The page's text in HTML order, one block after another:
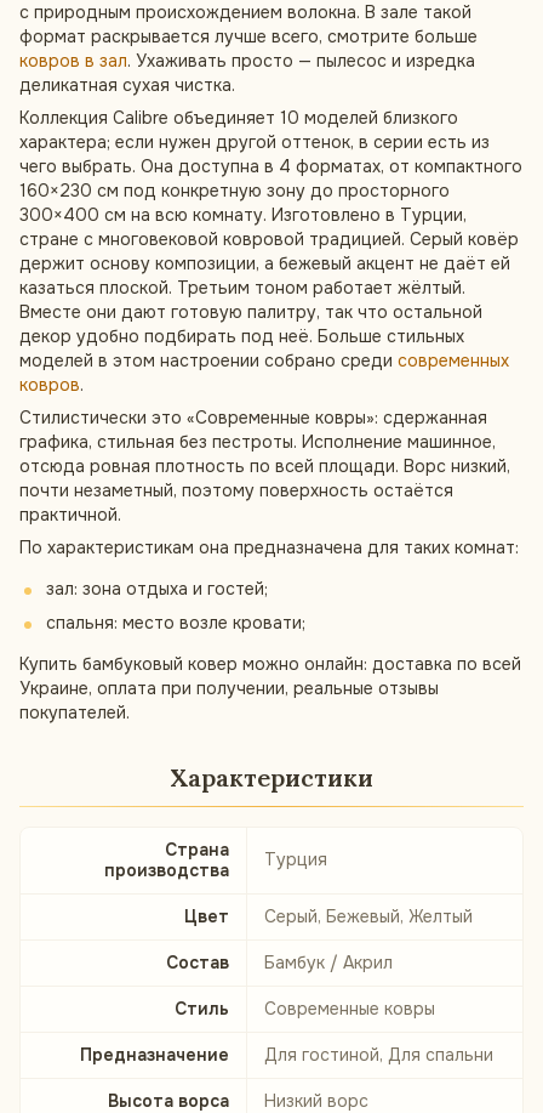
с природным происхождением волокна. В зале такой
формат раскрывается лучше всего, смотрите больше
ковров в зал. Ухаживать просто — пылесос и изредка
деликатная сухая чистка.
Коллекция Calibre объединяет 10 моделей близкого
характера; если нужен другой оттенок, в серии есть из
чего выбрать. Она доступна в 4 форматах, от компактного
160×230 см под конкретную зону до просторного
300×400 см на всю комнату. Изготовлено в Турции,
стране с многовековой ковровой традицией. Серый ковёр
держит основу композиции, а бежевый акцент не даёт ей
казаться плоской. Третьим тоном работает жёлтый.
Вместе они дают готовую палитру, так что остальной
декор удобно подбирать под неё. Больше стильных
моделей в этом настроении собрано среди современных
ковров.
Стилистически это «Современные ковры»: сдержанная
графика, стильная без пестроты. Исполнение машинное,
отсюда ровная плотность по всей площади. Ворс низкий,
почти незаметный, поэтому поверхность остаётся
практичной.
По характеристикам она предназначена для таких комнат:
зал: зона отдыха и гостей;
спальня: место возле кровати;
Купить бамбуковый ковер можно онлайн: доставка по всей
Украине, оплата при получении, реальные отзывы
покупателей.
Характеристики
Страна
производства
Турция
Цвет Серый, Бежевый, Желтый
Состав Бамбук / Акрил
Стиль Современные ковры
Предназначение Для гостиной, Для спальни
Высота ворса Низкий ворс